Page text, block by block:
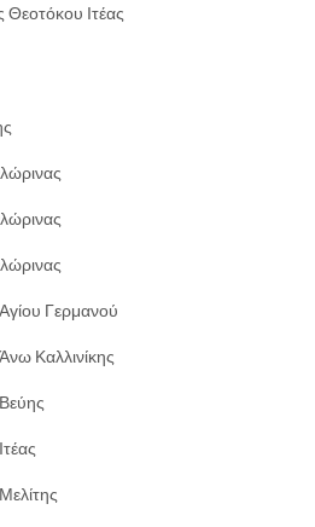
Θεοτόκου Ιτέας
Γερμανού
Καλλινίκης